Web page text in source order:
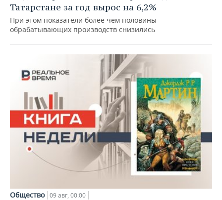
Татарстане за год вырос на 6,2%
При этом показатели более чем половины
обрабатывающих производств снизились
Общество 09 авг, 00:00